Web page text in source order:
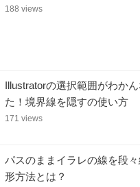
188 views
Illustratorの選択範囲がわか
た！境界線を隠すの使い方
171 views
パスのままイラレの線を段
形方法とは？